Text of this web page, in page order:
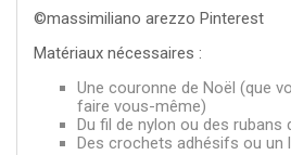
©massimiliano arezzo Pinterest
Matériaux nécessaires :
Une couronne de Noël (que
faire vous-même)
Du fil de nylon ou des rubans
Des crochets adhésifs ou un